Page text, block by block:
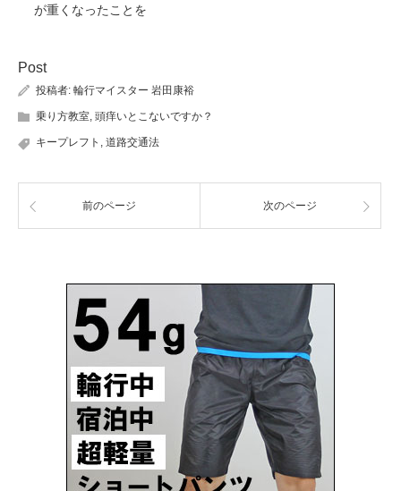
が重くなったことを
Post
投稿者: 輪行マイスター 岩田康裕
乗り方教室, 頭痒いとこないですか？
キープレフト , 道路交通法
前のページ 次のページ